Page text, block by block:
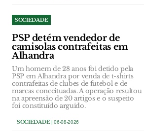
SOCIEDADE
PSP detém vendedor de
camisolas contrafeitas em
Alhandra
Um homem de 28 anos foi detido pela
PSP em Alhandra por venda de t-shirts
contrafeitas de clubes de futebol e de
marcas conceituadas. A operação resultou
na apreensão de 20 artigos e o suspeito
foi constituído arguido.
SOCIEDADE| 06-08-2026